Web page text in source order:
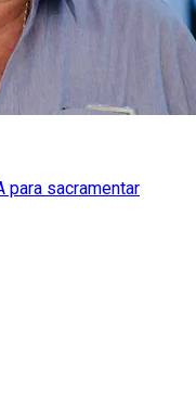
para sacramentar